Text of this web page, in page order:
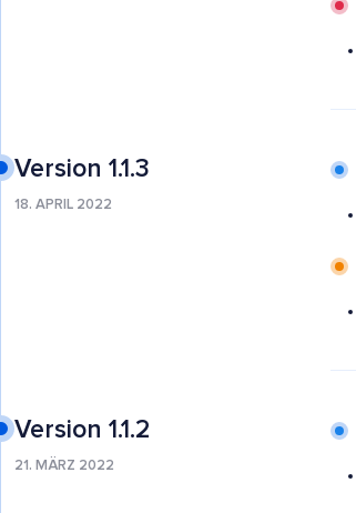
Version 1.1.3
18. APRIL 2022
Version 1.1.2
21. MÄRZ 2022